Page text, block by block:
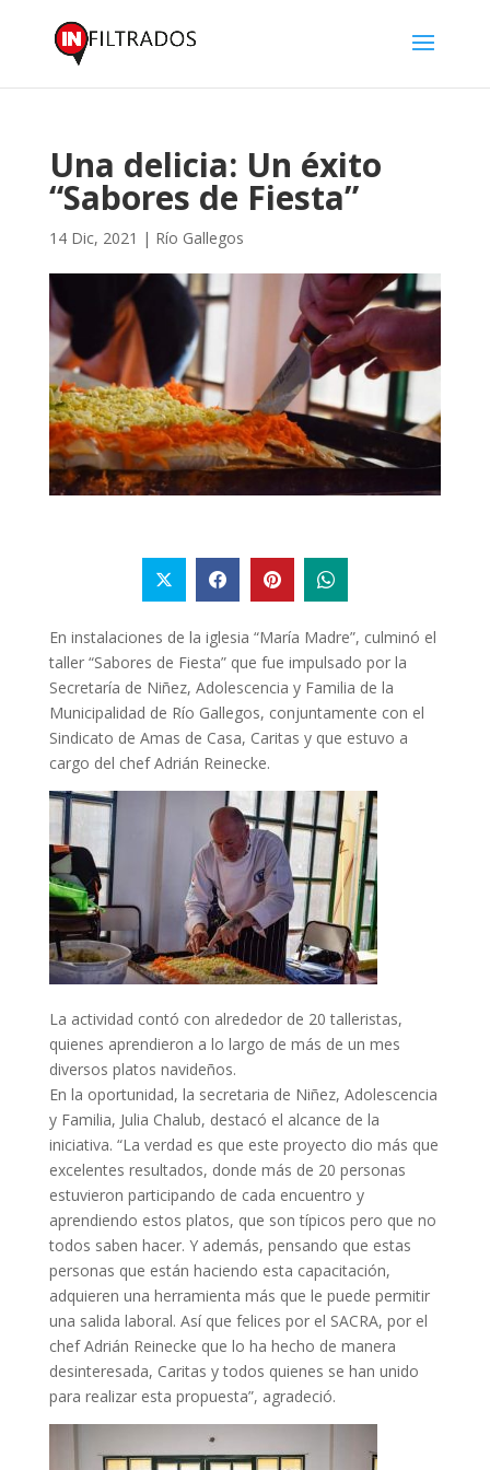
Una delicia: Un éxito
“Sabores de Fiesta”
14 Dic, 2021 | Río Gallegos
En instalaciones de la iglesia “María Madre”, culminó el
taller “Sabores de Fiesta” que fue impulsado por la
Secretaría de Niñez, Adolescencia y Familia de la
Municipalidad de Río Gallegos, conjuntamente con el
Sindicato de Amas de Casa, Caritas y que estuvo a
cargo del chef Adrián Reinecke.
La actividad contó con alrededor de 20 talleristas,
quienes aprendieron a lo largo de más de un mes
diversos platos navideños.
En la oportunidad, la secretaria de Niñez, Adolescencia
y Familia, Julia Chalub, destacó el alcance de la
iniciativa. “La verdad es que este proyecto dio más que
excelentes resultados, donde más de 20 personas
estuvieron participando de cada encuentro y
aprendiendo estos platos, que son típicos pero que no
todos saben hacer. Y además, pensando que estas
personas que están haciendo esta capacitación,
adquieren una herramienta más que le puede permitir
una salida laboral. Así que felices por el SACRA, por el
chef Adrián Reinecke que lo ha hecho de manera
desinteresada, Caritas y todos quienes se han unido
para realizar esta propuesta”, agradeció.